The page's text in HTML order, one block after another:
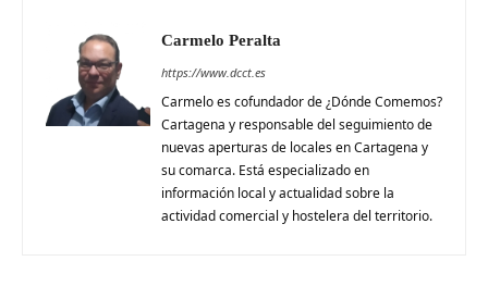
Carmelo Peralta
https://www.dcct.es
Carmelo es cofundador de ¿Dónde Comemos?
Cartagena y responsable del seguimiento de
nuevas aperturas de locales en Cartagena y
su comarca. Está especializado en
información local y actualidad sobre la
actividad comercial y hostelera del territorio.